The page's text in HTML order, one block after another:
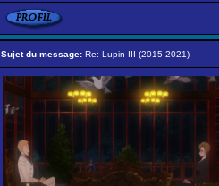
Sujet du message: Re: Lupin III (2015-2021)